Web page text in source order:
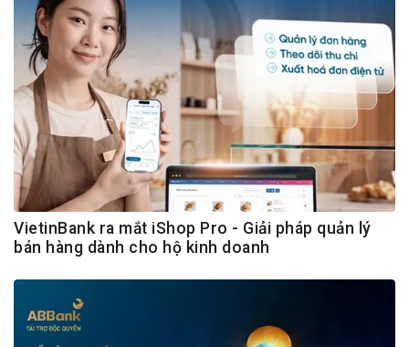
VietinBank ra mắt iShop Pro - Giải pháp quản lý
bán hàng dành cho hộ kinh doanh